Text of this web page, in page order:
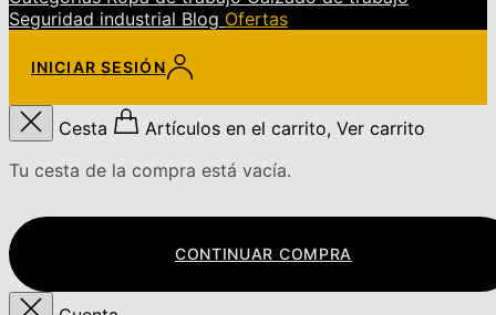
Seguridad industrial Blog Ofertas
INICIAR SESIÓN
Cesta
Artículos en el carrito, Ver carrito
Tu cesta de la compra está vacía.
CONTINUAR COMPRA